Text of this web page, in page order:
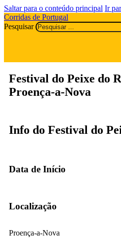
Saltar para o conteúdo principal Ir
Corridas de Portugal
Pesquisar
Festival do Peixe do
Proença-a-Nova
Info do Festival do
Data de Início
Localização
Proença-a-Nova